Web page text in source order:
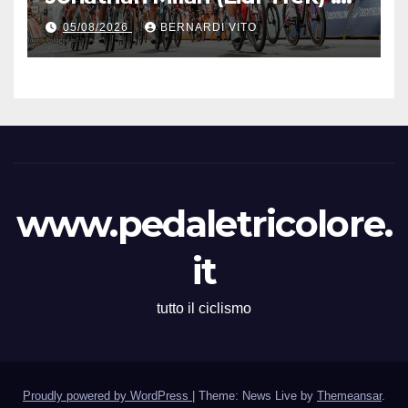
Vince la terza tappa di
seguito e in maglia gialla
all’83° Giro di Polonia
05/08/2026 BERNARDI VITO
www.pedaletricolore.
it
tutto il ciclismo
Proudly powered by WordPress Theme: News Live by Themeansar.